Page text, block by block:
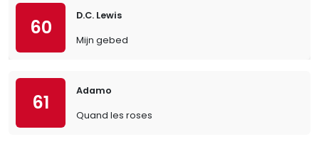
60
D.C. Lewis
Mijn gebed
61
Adamo
Quand les roses